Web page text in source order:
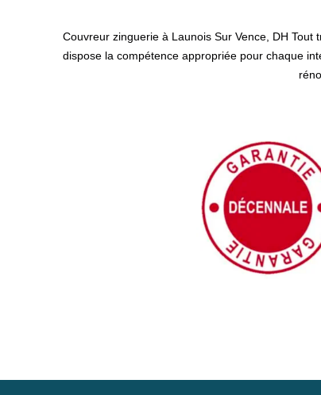
Couvreur zinguerie à Launois Sur Vence, DH
dispose la compétence appropriée pour chaque